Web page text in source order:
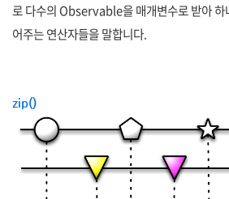
로 다수의 Observable을 매개변수로 받아
어주는 연산자들을 말합니다.
zip()